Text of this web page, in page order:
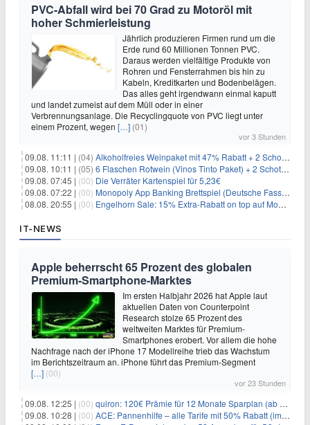
PVC-Abfall wird bei 70 Grad zu Motoröl mit
hoher Schmierleistung
Jährlich produzieren Firmen rund um die
Erde rund 60 Millionen Tonnen PVC.
Daraus werden vielfältige Produkte von
Rohren und Fensterrahmen bis hin zu
Kabeln, Kreditkarten und Bodenbelägen.
Das alles geht irgendwann einmal kaputt
und landet zumeist auf dem Müll oder in einer
Verbrennungsanlage. Die Recyclingquote von PVC liegt unter
einem Prozent, wegen […] (01)
vor 3 Stunden
09.08. 11:11 | (04) Alkoholfreies Weinpaket mit 47% Rabatt + 2 Schott Zwiesel Gläser GRATIS für 29,99€
09.08. 10:11 | (05) 6 Flaschen Rotwein (Vinos Tinto Paket) + 2 Schott Zwiesel Gläser für 25,99€ inkl. Versand
09.08. 07:45 | (00) Die Verräter Kartenspiel für 5,23€
09.08. 07:22 | (00) Monopoly App Banking Brettspiel (Deutsche Fassung) für 9,84€
08.08. 20:55 | (00) Engelhorn Sale: 15% Extra-Rabatt on top auf Mode- und Sport-Artikel
IT-NEWS
Apple beherrscht 65 Prozent des globalen
Premium-Smartphone-Marktes
Im ersten Halbjahr 2026 hat Apple laut
aktuellen Daten von Counterpoint
Research stolze 65 Prozent des
weltweiten Marktes für Premium-
Smartphones erobert. Vor allem die hohe
Nachfrage nach der iPhone 17 Modellreihe trieb das Wachstum
im Berichtszeitraum an. iPhone führt das Premium-Segment
[…] (00)
vor 23 Stunden
09.08. 12:25 | (00) quiron: 120€ Prämie für 12 Monate Sparplan (ab 100€/Monat)
09.08. 10:28 | (00) ACE: Pannenhilfe – alle Tarife mit 50% Rabatt (im ersten Jahr)